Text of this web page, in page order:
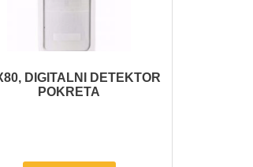
DIGITALNI DETEKTOR
POKRETA